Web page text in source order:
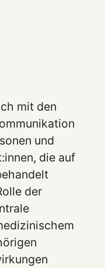
mit den
und
die auf
der